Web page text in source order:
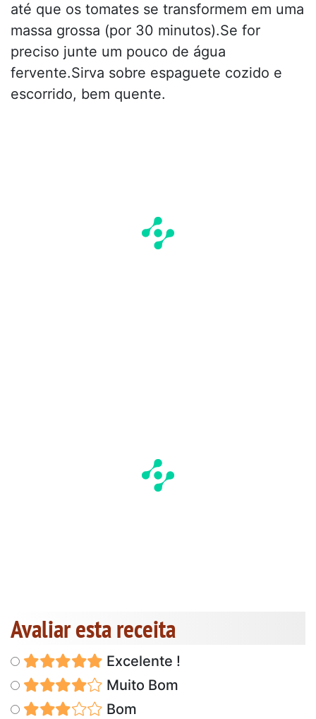
até que os tomates se transformem em uma
massa grossa (por 30 minutos).Se for
preciso junte um pouco de água
fervente.Sirva sobre espaguete cozido e
escorrido, bem quente.
Avaliar esta receita
Excelente !
Muito Bom
Bom